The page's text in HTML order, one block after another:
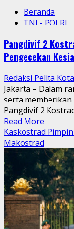
Beranda
TNI - POLRI
Pangdivif 2
Pengecekan
Redaksi Pelita Kota
Jakarta – Dalam
serta
Pangdivif 2
Read More
more
2
Kostrad
2
Kostrad,
Kaskostrad
Makostrad